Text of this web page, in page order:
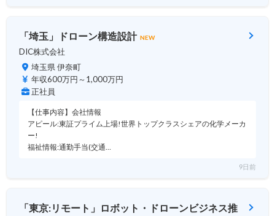
「埼玉」ドローン構造設計 NEW
DIC株式会社
埼玉県 伊奈町
年収600万円～1,000万円
正社員
【仕事内容】会社情報
アピール:東証プライム上場!世界トップクラスシェアの化学メーカ
ー!
福祉情報:通勤手当(交通…
9日前
「東京:リモート」ロボット・ドローンビジネス推